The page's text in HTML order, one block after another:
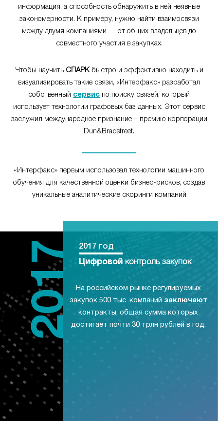
информация, а способность обнаружить в ней неявные
закономерности. К примеру, нужно найти взаимосвязи
между двумя компаниями — от общих владельцев до
совместного участия в закупках.
Чтобы научить СПАРКбыстро и эффективно находить и
визуализировать такие связи, «Интерфакс» разработал
собственный сервис по поиску связей, который
использует технологии графовых баз данных. Этот сервис
заслужил международное признание – премию корпорации
Dun&Bradstreet.
«Интерфакс» первым использовал технологии машинного
обучения для качественной оценки бизнес-рисков, создав
уникальные аналитические скоринги компаний
2017 год
Цифровой контроль закупок
На российском рынке регулируемых
закупок 500 тыс. компаний заключают
контракты, общая сумма которых
достигает почти 30 трлн рублей в год.